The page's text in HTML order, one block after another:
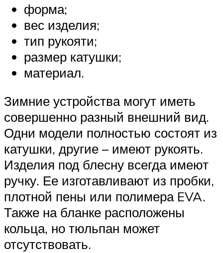
форма;
вес изделия;
тип рукояти;
размер катушки;
материал.
Зимние устройства могут иметь
совершенно разный внешний вид.
Одни модели полностью состоят из
катушки, другие – имеют рукоять.
Изделия под блесну всегда имеют
ручку. Ее изготавливают из пробки,
плотной пены или полимера EVA.
Также на бланке расположены
кольца, но тюльпан может
отсутствовать.